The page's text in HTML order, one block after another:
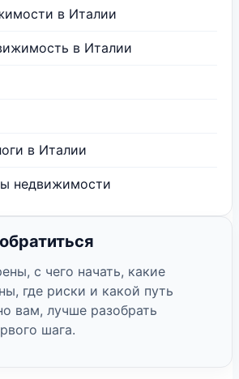
в Италии
в Италии
в Италии
недвижимости
с чего начать, какие
где риски и какой путь
вам, лучше разобрать
шага.